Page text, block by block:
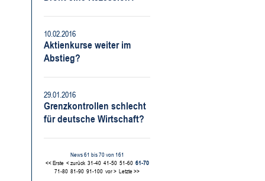
10.02.2016
Aktienkurse weiter im
Abstieg?
29.01.2016
Grenzkontrollen schlecht
für deutsche Wirtschaft?
News 61 bis 70 von 161
<< Erste < zurück 31-40 41-50 51-60 61-70
71-80 81-90 91-100 vor > Letzte >>